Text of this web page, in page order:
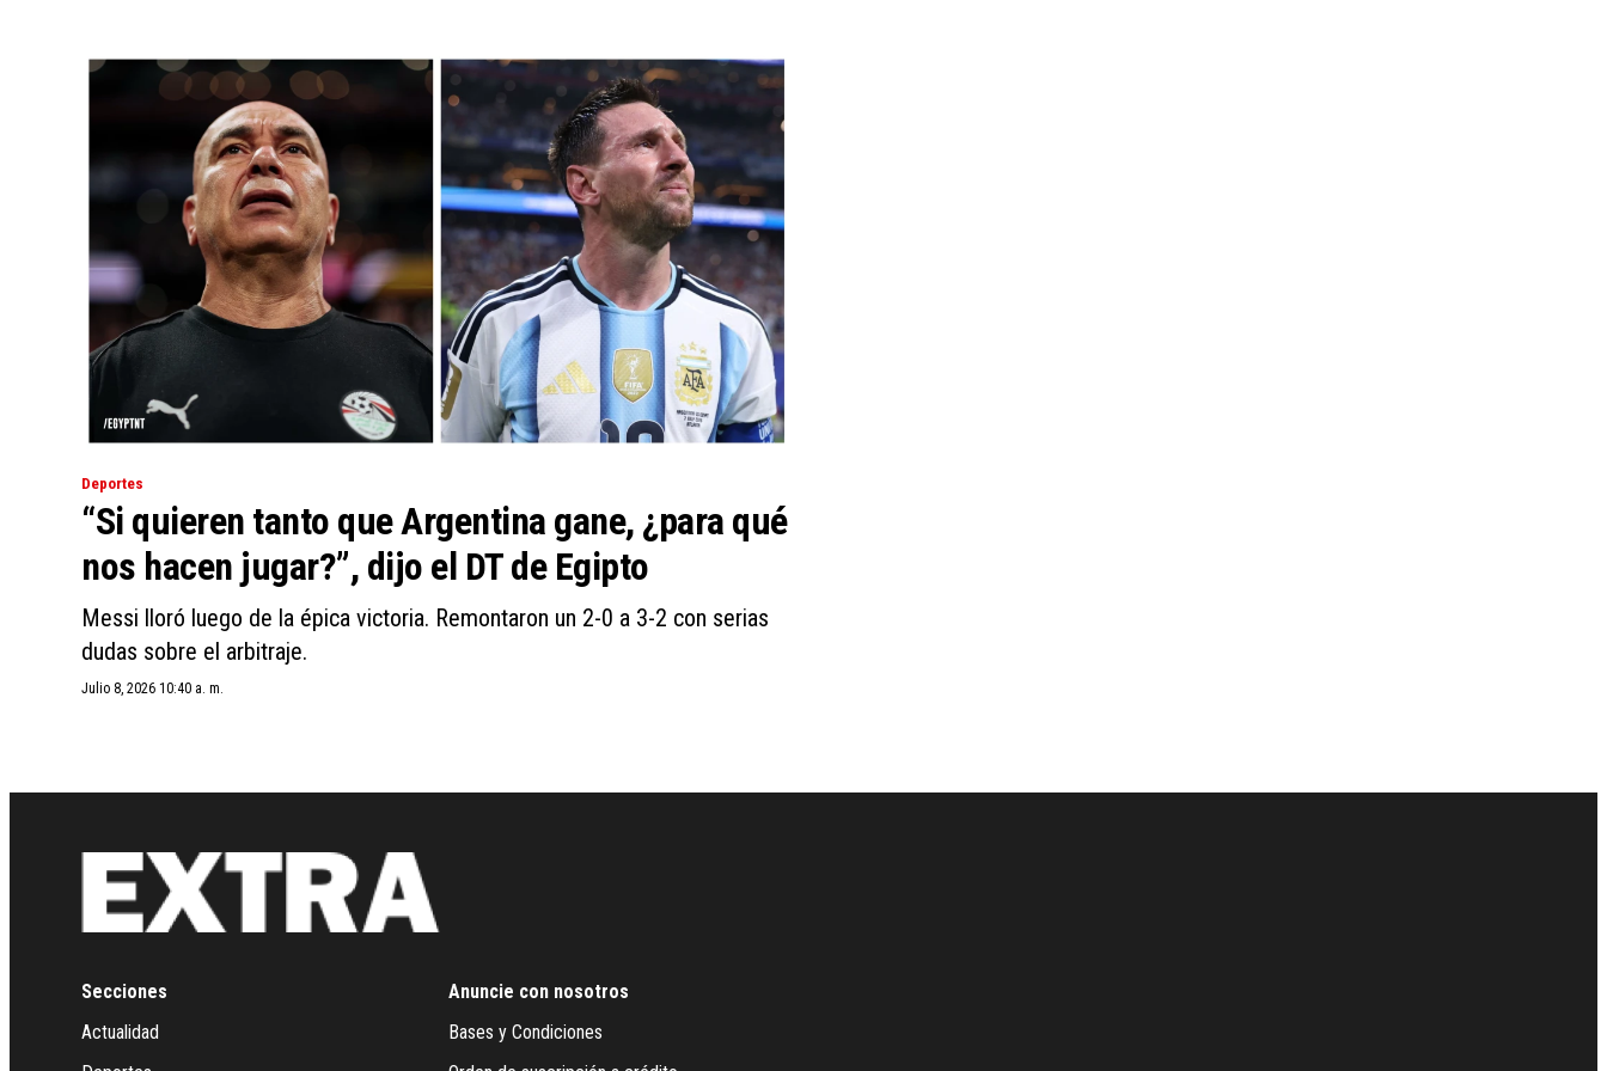
Deportes
“Si quieren tanto que Argentina gane, ¿para qué
nos hacen jugar?”, dijo el DT de Egipto
Messi lloró luego de la épica victoria. Remontaron un 2-0 a 3-2 con serias
dudas sobre el arbitraje.
Julio 8, 2026 10:40 a. m.
Secciones
Actualidad
Anuncie con nosotros
Bases y Condiciones